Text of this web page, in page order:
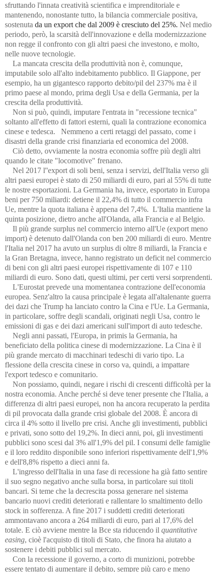
sfruttando l'innata creatività scientifica e imprenditoriale e
mantenendo, nonostante tutto, la bilancia commerciale positiva,
sostenuta da un export che dal 2009 è cresciuto del 25%. Nel medio
periodo, però, la scarsità dell'innovazione e della modernizzazione
non regge il confronto con gli altri paesi che investono, e molto,
nelle nuove tecnologie.
La mancata crescita della produttività non è, comunque,
imputabile solo all'alto indebitamento pubblico. Il Giappone, per
esempio, ha un gigantesco rapporto debito/pil del 237% ma è il
primo paese al mondo, prima degli Usa e della Germania, per la
crescita della produttività.
Non si può, quindi, imputare l'entrata in "recessione tecnica"
soltanto all'effetto di fattori esterni, quali la contrazione economica
cinese e tedesca. Nemmeno a certi retaggi del passato, come i
disastri della grande crisi finanziaria ed economica del 2008.
Ciò detto, ovviamente la nostra economia soffre più degli altri
quando le citate "locomotive" frenano.
Nel 2017 l''export di soli beni, senza i servizi, dell'Italia verso gli
altri paesi europei è stato di 250 miliardi di euro, pari al 55% di tutte
le nostre esportazioni. La Germania ha, invece, esportato in Europa
beni per 750 miliardi: detiene il 22,4% di tutto il commercio infra
Ue, mentre la quota italiana è appena del 7,4%. L'Italia mantiene la
quinta posizione, dietro anche all'Olanda, alla Francia e al Belgio.
Il più grande surplus nel commercio interno all'Ue (export meno
import) è detenuto dall'Olanda con ben 200 miliardi di euro. Mentre
l'Italia nel 2017 ha avuto un surplus di oltre 8 miliardi, la Francia e
la Gran Bretagna, invece, hanno registrato un deficit nel commercio
di beni con gli altri paesi europei rispettivamente di 107 e 110
miliardi di euro. Sono dati, questi ultimi, per certi versi sorprendenti.
L'Eurostat prevede una momentanea contrazione dell'economia
europea. Senz'altro la causa principale è legata all'altalenante guerra
dei dazi che Trump ha lanciato contro la Cina e l'Ue. La Germania,
in particolare, soffre degli scandali, originati negli Usa, contro le
emissioni di gas e dei dazi americani sull'import di auto tedesche.
Negli anni passati, l'Europa, in primis la Germania, ha
beneficiato della politica cinese di modernizzazione. La Cina è il
più grande mercato di macchinari tedeschi di vario tipo. La
flessione della crescita cinese in corso va, quindi, a impattare
l'export tedesco e comunitario.
Non possiamo, quindi, negare i rischi di crescenti difficoltà per la
nostra economia. Anche perché si deve tener presente che l'Italia, a
differenza di altri paesi europei, non ha ancora recuperato la perdita
di pil provocata dalla grande crisi globale del 2008. È ancora di
circa il 4% sotto il livello pre crisi. Anche gli investimenti, pubblici
e privati, sono sotto del 19,2%. In dieci anni, poi, gli investimenti
pubblici sono scesi dal 3% all'1,9% del pil. I consumi delle famiglie
e il loro reddito disponibile sono inferiori rispettivamente dell'1,9%
e dell'8,8% rispetto a dieci anni fa.
L'ingresso dell'Italia in una fase di recessione ha già fatto sentire
il suo segno negativo anche sulla borsa, in particolare sui titoli
bancari. Si teme che la decrescita possa generare nel sistema
bancario nuovi crediti deteriorati e rallentare lo smaltimento dello
stock in sofferenza. A fine 2017 i suddetti crediti deteriorati
ammontavano ancora a 264 miliardi di euro, pari al 17,6% del
totale. E ciò avviene mentre la Bce sta riducendo il quantitative
easing, cioè l'acquisto di titoli di Stato, che finora ha aiutato a
sostenere i debiti pubblici sul mercato.
Con la recessione il governo, a corto di munizioni, potrebbe
essere tentato di aumentare il debito, sempre più caro e meno